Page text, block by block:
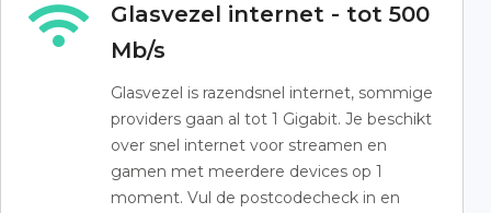
Glasvezel internet - tot 500
Mb/s
Glasvezel is razendsnel internet, sommige
providers gaan al tot 1 Gigabit. Je beschikt
over snel internet voor streamen en
gamen met meerdere devices op 1
moment. Vul de postcodecheck in en